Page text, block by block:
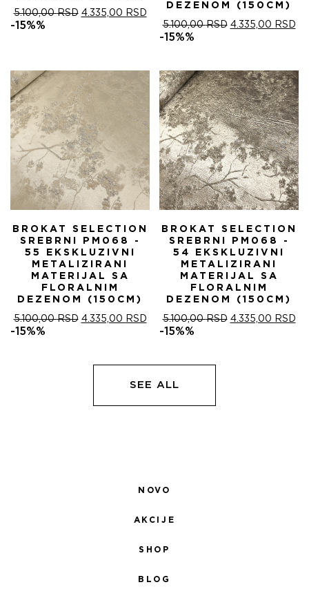
5.100,00RSD ОРИГИНАЛНА
4.335,00 RSDТРЕНУТНА
ЦЕНА
-15%%
DEZENOM (150CM)
5.100,00RSD ОРИГИНАЛНА
5.100,00 RSD.
4.335,00 RSD
-15%%
BROKAT SELECTION
SREBRNI PM068 -
55 EKSKLUZIVNI
METALIZIRANI
MATERIJAL SA
FLORALNIM
DEZENOM (150CM)
5.100,00RSD ОРИГИНАЛНА
5.100,00 RSD.
4.335,00 RSDТРЕНУТНА
ЦЕНА
-15%%
BROKAT SELECTION
SREBRNI PM068 -
54 EKSKLUZIVNI
METALIZIRANI
MATERIJAL SA
FLORALNIM
DEZENOM (150CM)
5.100,00RSD ОРИГИНАЛНА
4.335,00 RSD
-15%%
SEE ALL
NOVO
AKCIJE
SHOP
BLOG